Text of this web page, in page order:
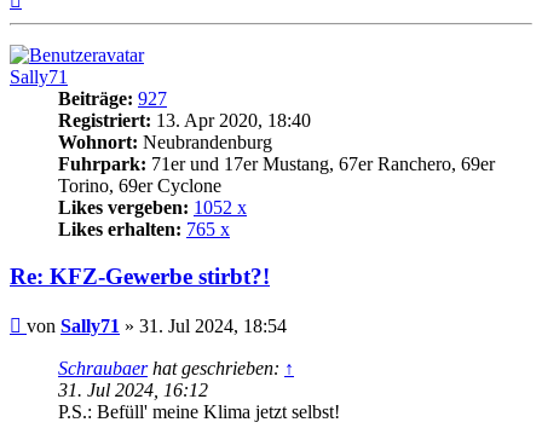
Sally71
Beiträge: 927
Registriert: 13. Apr 2020, 18:40
Wohnort: Neubrandenburg
Fuhrpark: 71er und 17er Mustang, 67er Ranchero, 69er
Torino, 69er Cyclone
Likes vergeben: 1052 x
Likes erhalten: 765 x
Re: KFZ-Gewerbe stirbt?!
Beitrag
von Sally71 » 31. Jul 2024, 18:54
Schraubaerhat geschrieben: ↑
31. Jul 2024, 16:12
P.S.: Befüll' meine Klima jetzt selbst!